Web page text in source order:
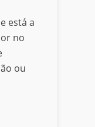
está a
no
ou